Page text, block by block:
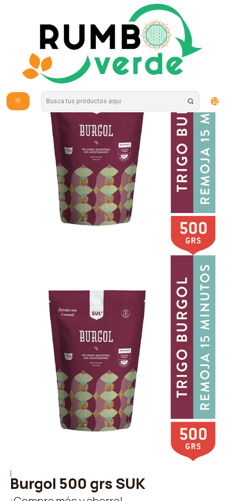
Envío gratis por compras sobre los 59.990 en la provincia de Santiago
Burgol 500 grs SUK
Burgol 500 grs SUK